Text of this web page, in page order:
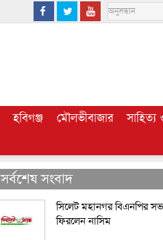
হবিগঞ্জ মৌলভীবাজার
সাহিত্য
সর্বশেষ সংবাদ
সিলেট মহানগর বিএনপির
ফিরলেন নাসিম